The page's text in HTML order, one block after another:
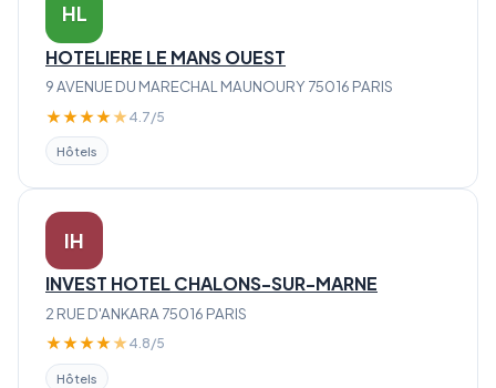
HL
HOTELIERE LE MANS OUEST
9 AVENUE DU MARECHAL MAUNOURY 75016 PARIS
★★★★★ 4.7/5
Hôtels
IH
INVEST HOTEL CHALONS-SUR-MARNE
2 RUE D'ANKARA 75016 PARIS
★★★★★ 4.8/5
Hôtels